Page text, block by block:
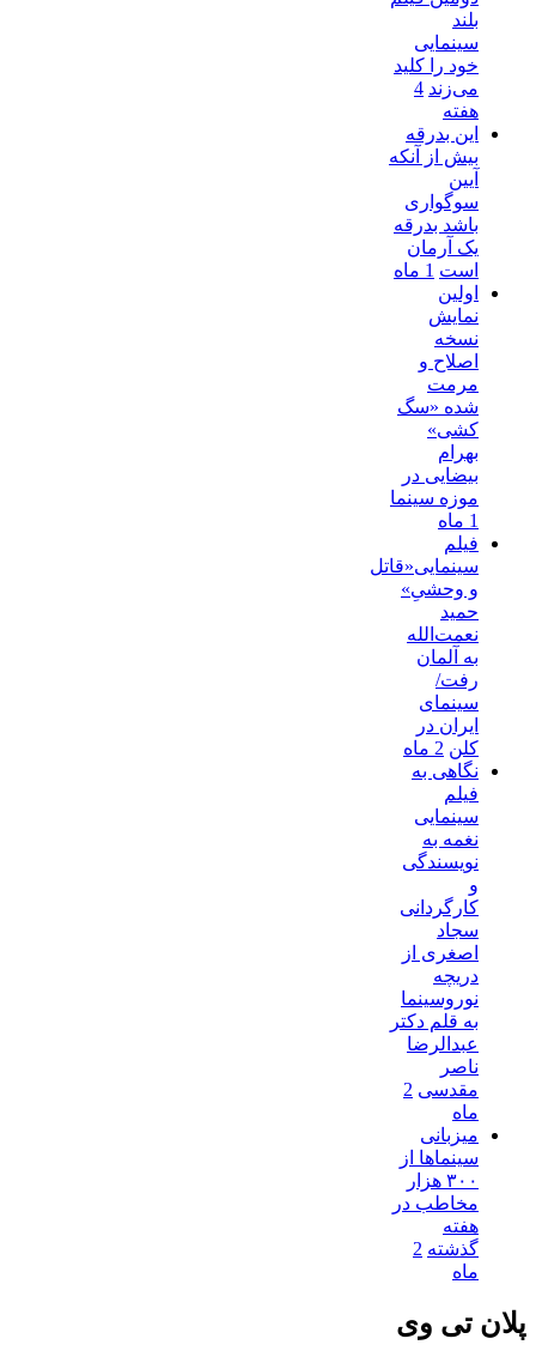
بلند
سینمایی
خود را کلید
می‌زند 4
هفته
این بدرقه
بیش از آنکه
آیین
سوگواری
باشد بدرقه
یک آرمان
است 1 ماه
اولین
نمایش
نسخه
اصلاح و
مرمت
شده «سگ
کشی»
بهرام
بیضایی در
موزه سینما
1 ماه
فیلم
سینمایی«قاتل
و وحشیِ»
حمید
نعمت‌الله
به آلمان
رفت/
سینمای
ایران در
کلن 2 ماه
نگاهی به
فیلم
سینمایی
نغمه به
نویسندگی
و
کارگردانی
سجاد
اصغری از
دریچه
نوروسینما
به قلم دکتر
عبدالرضا
ناصر
مقدسی 2
ماه
میزبانی
سینماها از
۳۰۰ هزار
مخاطب در
هفته
گذشته 2
ماه
پلان تی وی